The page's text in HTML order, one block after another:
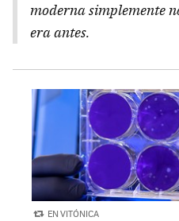
moderna simplemente
era antes.
EN VITÓNICA